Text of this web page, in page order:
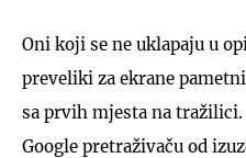
Oni koji se ne uklapaju u
preveliki za ekrane
sa prvih mjesta na
Google pretraživaču od